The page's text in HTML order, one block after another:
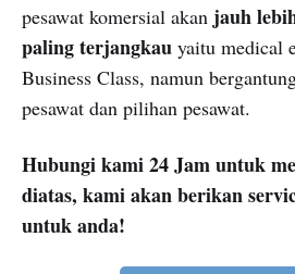
pesawat komersial akan jauh
paling terjangkau yaitu medical
Business Class, namun
pesawat dan pilihan pesawat.
Hubungi kami 24 Jam untuk
diatas, kami akan berikan
untuk anda!